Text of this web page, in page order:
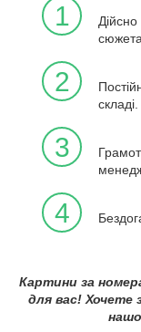
1
Дійсно
2
складі.
3
4
Картини за
для вас! Хочете